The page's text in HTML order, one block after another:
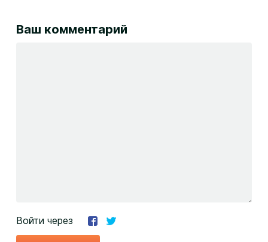
Ваш комментарий
Войти через